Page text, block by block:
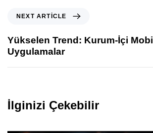
NEXT ARTICLE
Yükselen Trend: Kurum-İçi Mobil
Uygulamalar
İlginizi Çekebilir